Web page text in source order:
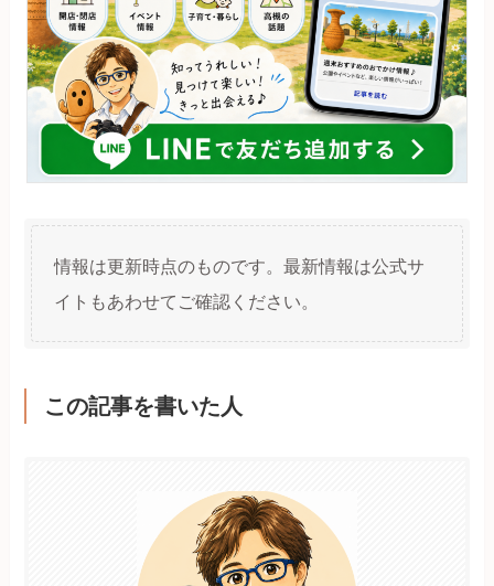
情報は更新時点のものです。最新情報は公式サ
イトもあわせてご確認ください。
この記事を書いた人